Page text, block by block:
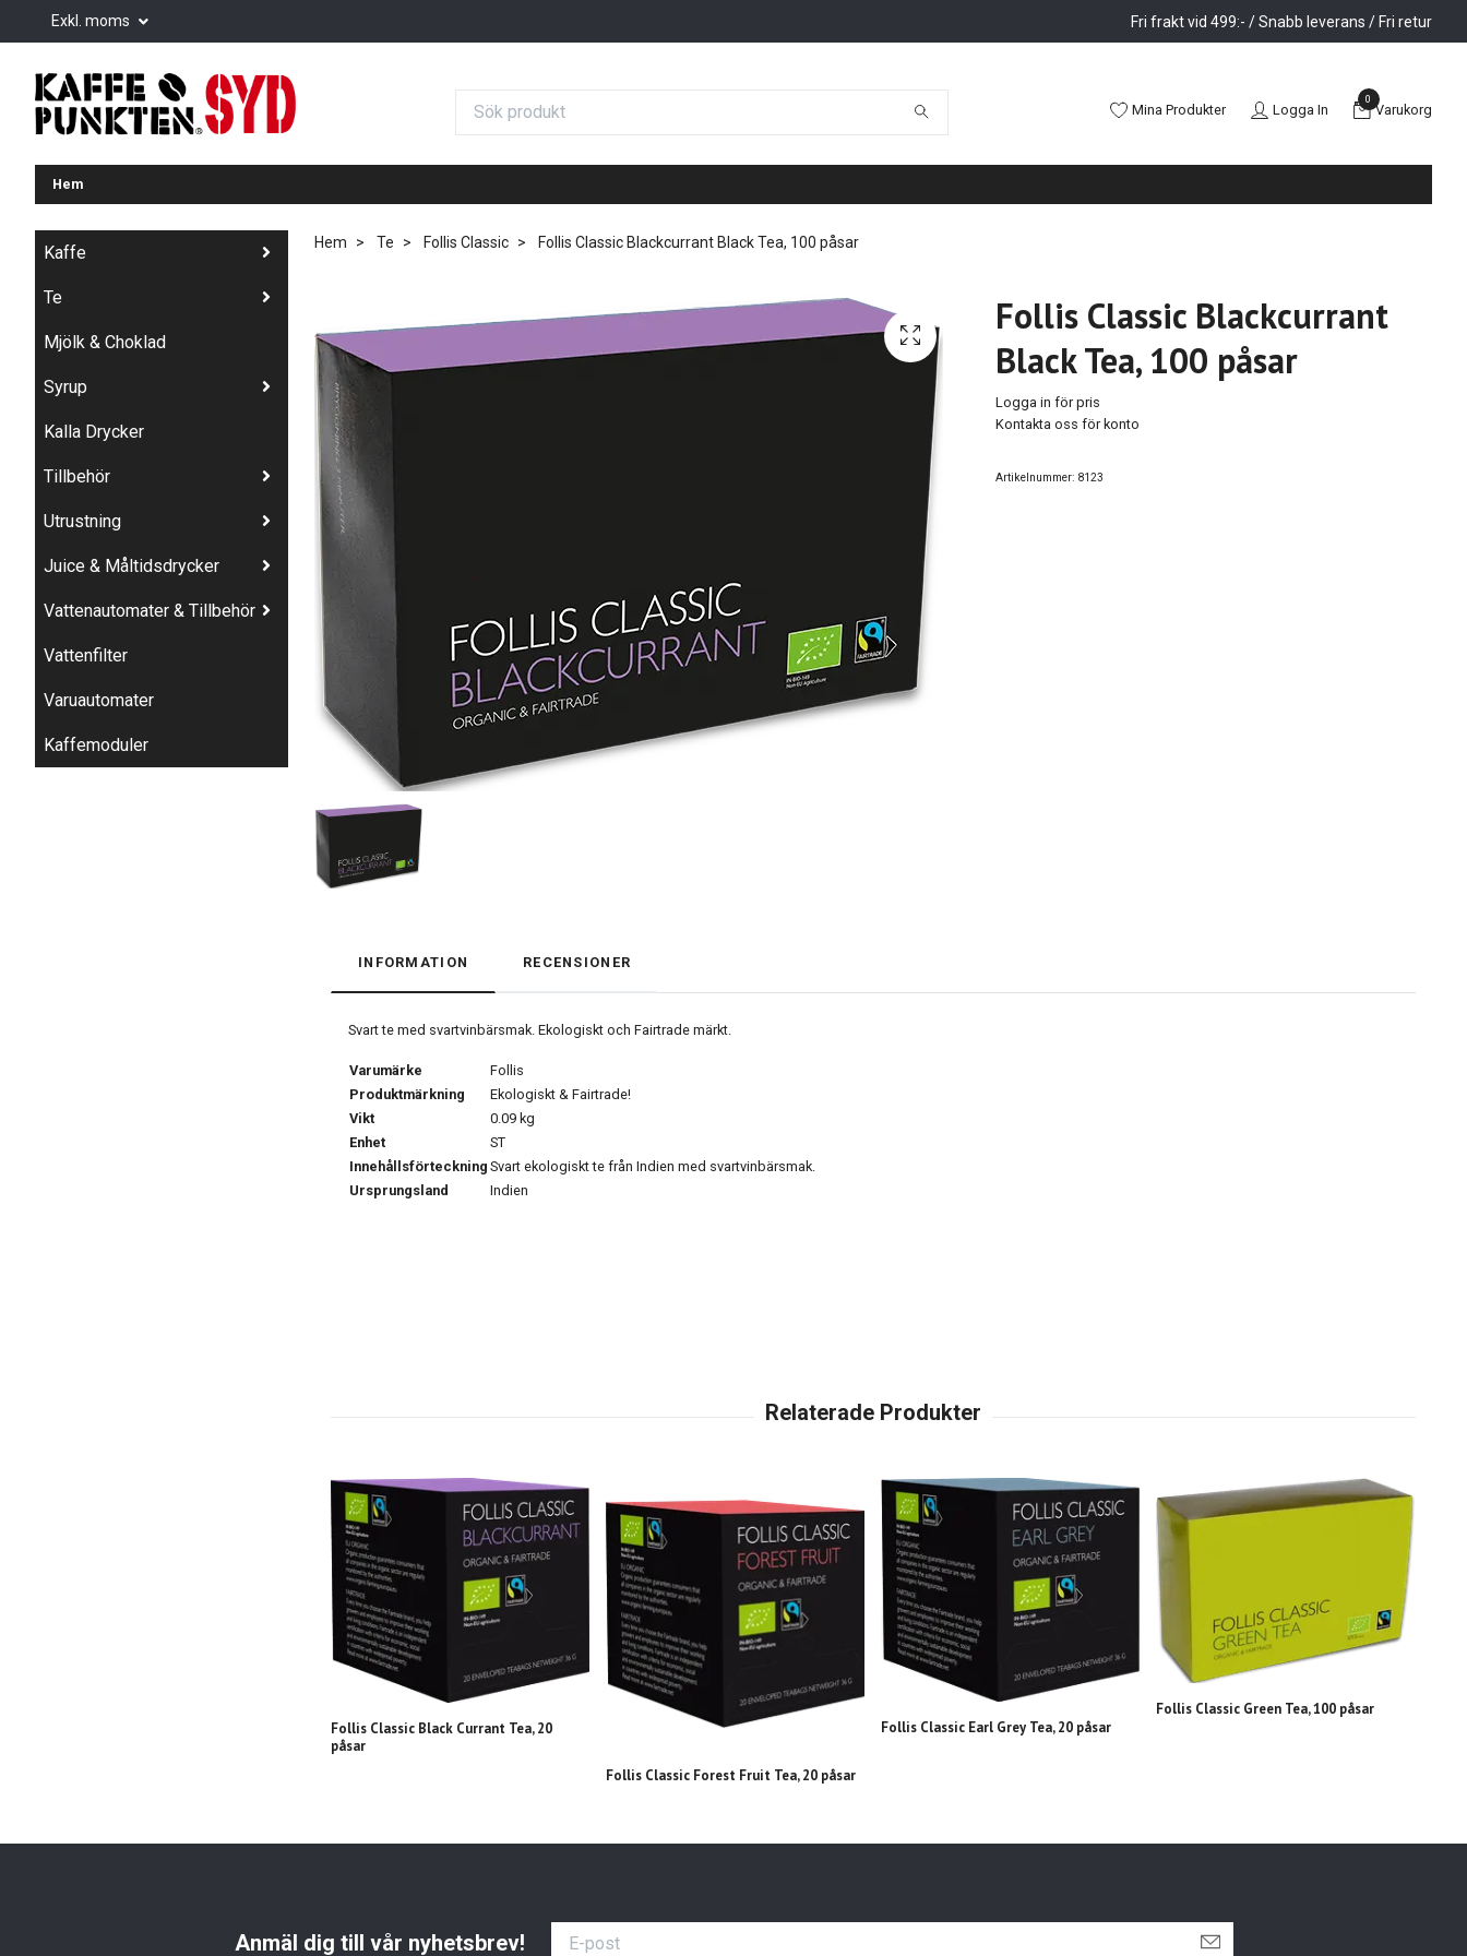
Exkl. moms Fri frakt vid 499:- / Snabb leverans / Fri retur
Mina Produkter Logga In
0
Varukorg
Hem
Kaffe
Te
Mjölk & Choklad
Syrup
Kalla Drycker
Tillbehör
Utrustning
Juice & Måltidsdrycker
Vattenautomater & Tillbehör
Vattenfilter
Varuautomater
Kaffemoduler
Hem Te Follis Classic Follis Classic Blackcurrant Black Tea, 100 påsar
Follis Classic Blackcurrant
Black Tea, 100 påsar
Logga in för pris
Kontakta oss för konto
Artikelnummer: 8123
INFORMATION RECENSIONER
Svart te med svartvinbärsmak. Ekologiskt och Fairtrade märkt.
Varumärke
Follis
Produktmärkning
Ekologiskt & Fairtrade!
Vikt
0.09 kg
Enhet
ST
Innehållsförteckning Svart ekologiskt te från Indien med svartvinbärsmak.
Ursprungsland
Indien
Follis Classic Black Currant Tea, 20
påsar
Follis Classic Forest Fruit Tea, 20 påsar
Follis Classic Earl Grey Tea, 20 påsar
Follis Classic Green Tea, 100 påsar
Anmäl dig till vår nyhetsbrev!